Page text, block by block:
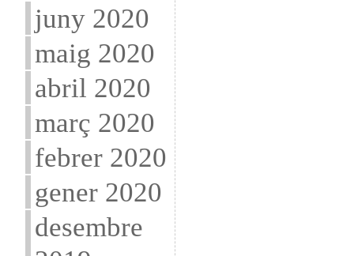
juny 2020
maig 2020
abril 2020
març 2020
febrer 2020
gener 2020
desembre